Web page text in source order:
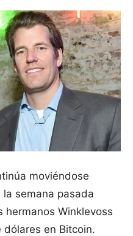
moviéndose
semana pasada
hermanos Winklevoss
en Bitcoin.